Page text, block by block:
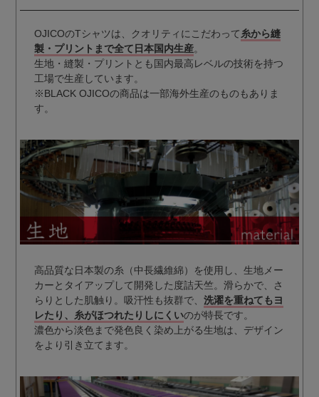
OJICOのTシャツは、クオリティにこだわって 糸から縫
製・プリントまで全て日本国内生産。
生地・縫製・プリントとも国内最高レベルの技術を持つ
工場で生産しています。
※BLACK OJICOの商品は一部海外生産のものもありま
す。
高品質な日本製の糸（中長繊維綿）を使用し、生地メー
カーとタイアップして開発した度詰天竺。滑らかで、さ
らりとした肌触り。吸汗性も抜群で、 洗濯を重ねてもヨ
レたり、糸がほつれたりしにくいのが特長です。
濃色から淡色まで発色良く染め上がる生地は、デザイン
をより引き立てます。